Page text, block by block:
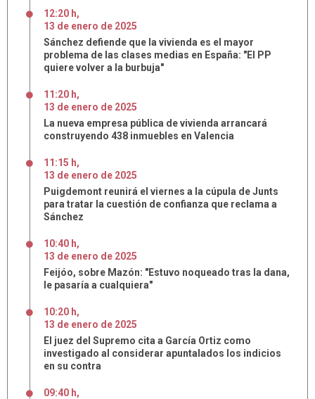
12:20 h,
13 de enero de 2025
Sánchez defiende que la vivienda es el mayor
problema de las clases medias en España: "El PP
quiere volver a la burbuja"
11:20 h,
13 de enero de 2025
La nueva empresa pública de vivienda arrancará
construyendo 438 inmuebles en Valencia
11:15 h,
13 de enero de 2025
Puigdemont reunirá el viernes a la cúpula de Junts
para tratar la cuestión de confianza que reclama a
Sánchez
10:40 h,
13 de enero de 2025
Feijóo, sobre Mazón: "Estuvo noqueado tras la dana,
le pasaría a cualquiera"
10:20 h,
13 de enero de 2025
El juez del Supremo cita a García Ortiz como
investigado al considerar apuntalados los indicios
en su contra
09:40 h,